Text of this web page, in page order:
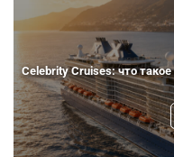
Celebrity Cruises: что